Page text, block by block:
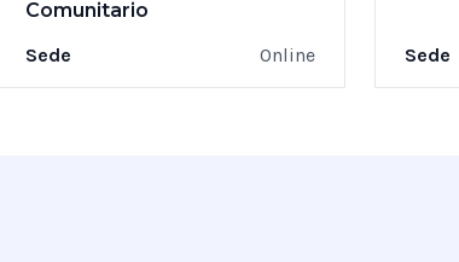
Comunitario
Sede
Online Sede